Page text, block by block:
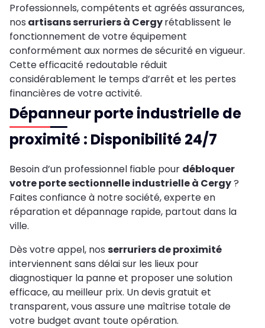
Professionnels, compétents et agréés assurances,
nos artisans serruriers à Cergyrétablissent le
fonctionnement de votre équipement
conformément aux normes de sécurité en vigueur.
Cette efficacité redoutable réduit
considérablement le temps d’arrêt et les pertes
financières de votre activité.
Dépanneur porte industrielle de
proximité : Disponibilité 24/7
Besoin d’un professionnel fiable pour débloquer
votre porte sectionnelle industrielle à Cergy?
Faites confiance à notre société, experte en
réparation et dépannage rapide, partout dans la
ville.
Dès votre appel, nos serruriers de proximité
interviennent sans délai sur les lieux pour
diagnostiquer la panne et proposer une solution
efficace, au meilleur prix. Un devis gratuit et
transparent, vous assure une maîtrise totale de
votre budget avant toute opération.